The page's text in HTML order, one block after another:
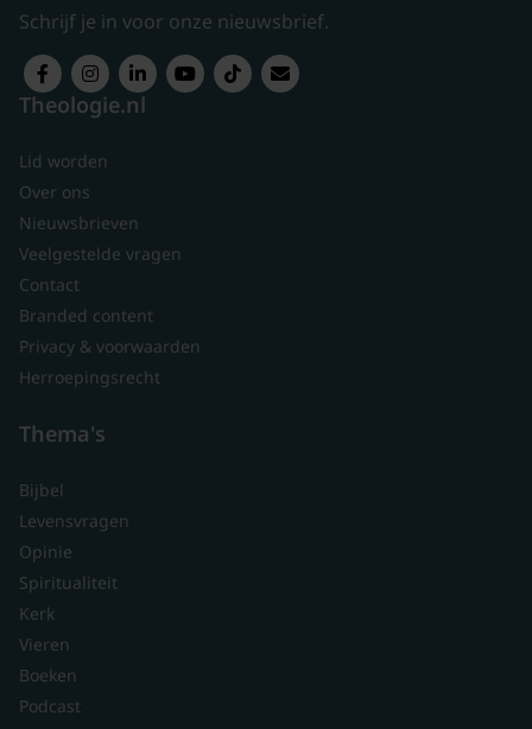
Schrijf je in voor onze nieuwsbrief.
Theologie.nl
Lid worden
Over ons
Nieuwsbrieven
Veelgestelde vragen
Contact
Branded content
Privacy & voorwaarden
Herroepingsrecht
Thema's
Bijbel
Levensvragen
Opinie
Spiritualiteit
Kerk
Vieren
Boeken
Podcast